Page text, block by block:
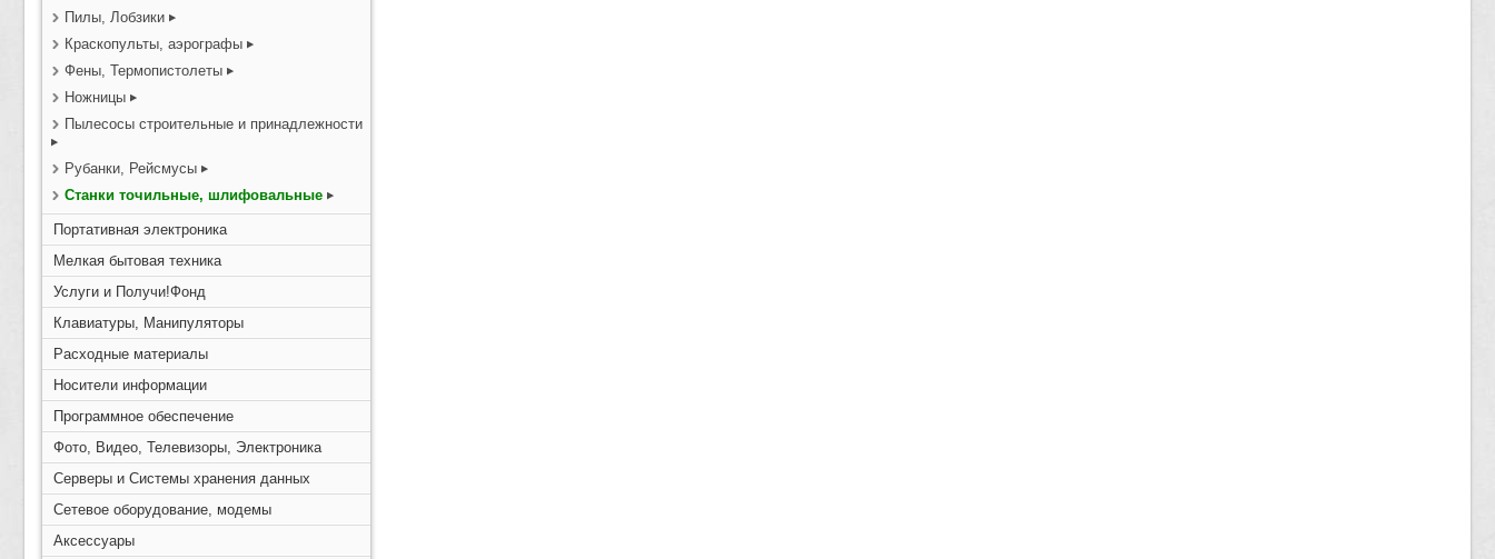
Пилы, Лобзики
Краскопульты, аэрографы
Фены, Термопистолеты
Ножницы
Пылесосы строительные и принадлежности
Рубанки, Рейсмусы
Станки точильные, шлифовальные
Портативная электроника
Мелкая бытовая техника
Услуги и Получи!Фонд
Клавиатуры, Манипуляторы
Расходные материалы
Носители информации
Программное обеспечение
Фото, Видео, Телевизоры, Электроника
Серверы и Системы хранения данных
Сетевое оборудование, модемы
Аксессуары